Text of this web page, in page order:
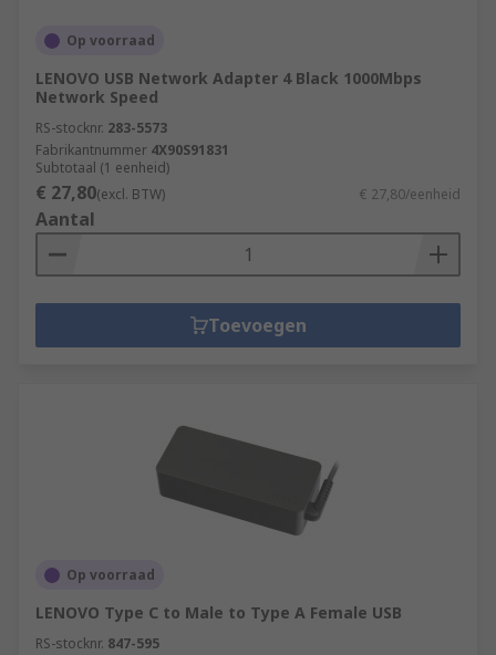
Op voorraad
LENOVO USB Network Adapter 4 Black 1000Mbps
Network Speed
RS-stocknr. 283-5573
Fabrikantnummer 4X90S91831
Subtotaal (1 eenheid)
€ 27,80(excl. BTW) € 27,80/eenheid
Aantal
Toevoegen
Op voorraad
LENOVO Type C to Male to Type A Female USB
RS-stocknr. 847-595